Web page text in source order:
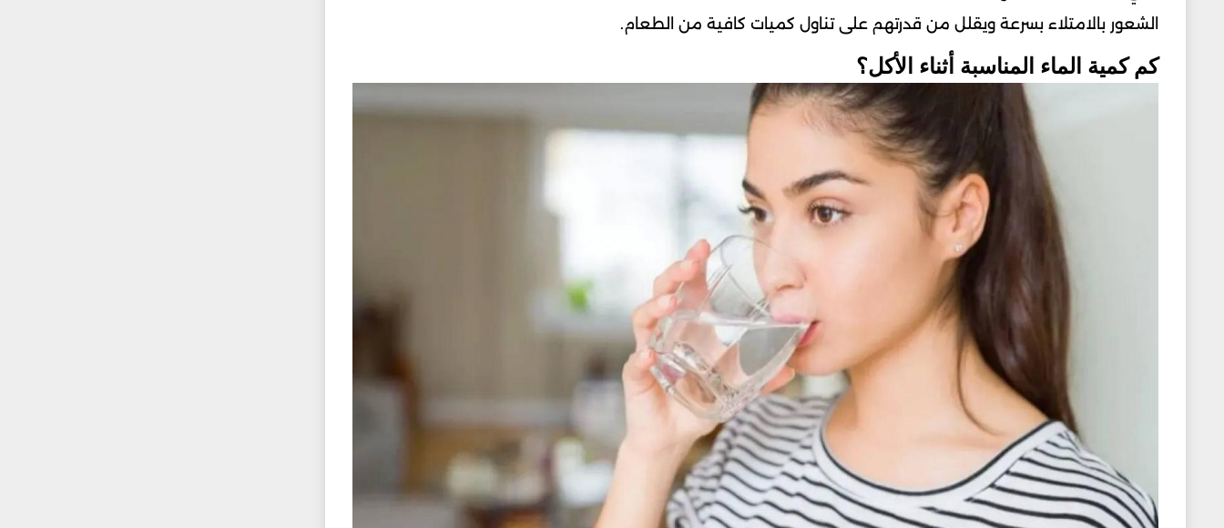
الشعور بالامتلاء بسرعة ويقلل من قدرتهم على تناول كميات كافية من الطعام.
كم كمية الماء المناسبة أثناء الأكل؟